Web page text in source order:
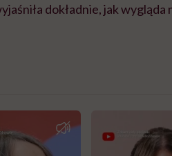
dokładnie, jak wygląda